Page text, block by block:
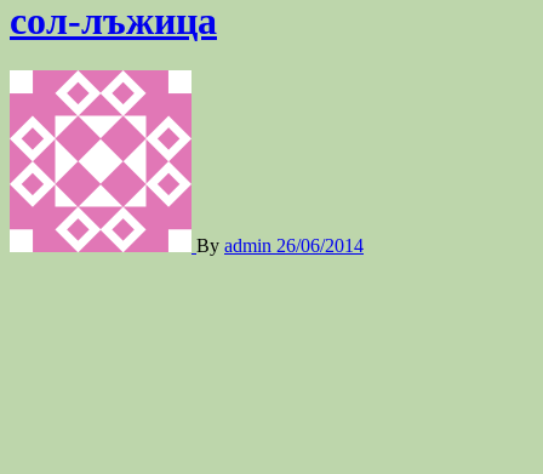
сол-лъжица
By admin 26/06/2014